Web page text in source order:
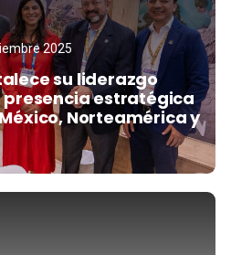
2025
su liderazgo
estratégica
Norteamérica y